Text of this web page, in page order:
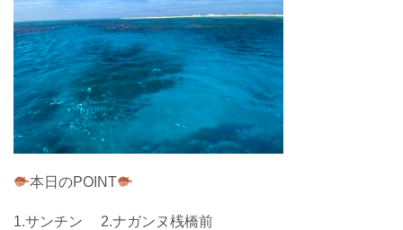
本日のPOINT
1.サンチン 2.ナガンヌ桟橋前